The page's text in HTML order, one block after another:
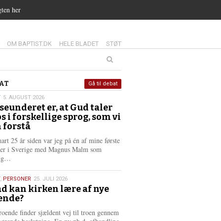
her
14.0:
OM BAPTIST.DK 15.0:
HELE BLADET 16.0:
STØT
5. AUGUST 2026
er, at Gud taler
i forskellige sprog, som vi
forstå
25 år siden var jeg på én af mine første
i Sverige med Magnus Malm som
s
m
e
r
e
, PERSONER 25. JULI 2026
kan kirken lære af nye
finder sjældent vej til troen gennem
Gå til debat